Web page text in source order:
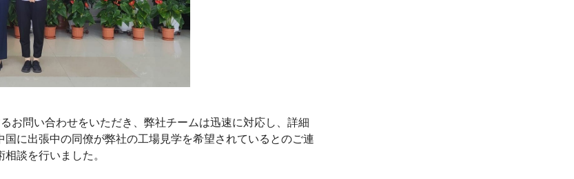
お問い合わせをいただき、弊社チームは迅速に対応し、詳細
に出張中の同僚が弊社の工場見学を希望されているとのご連
談を行いました。